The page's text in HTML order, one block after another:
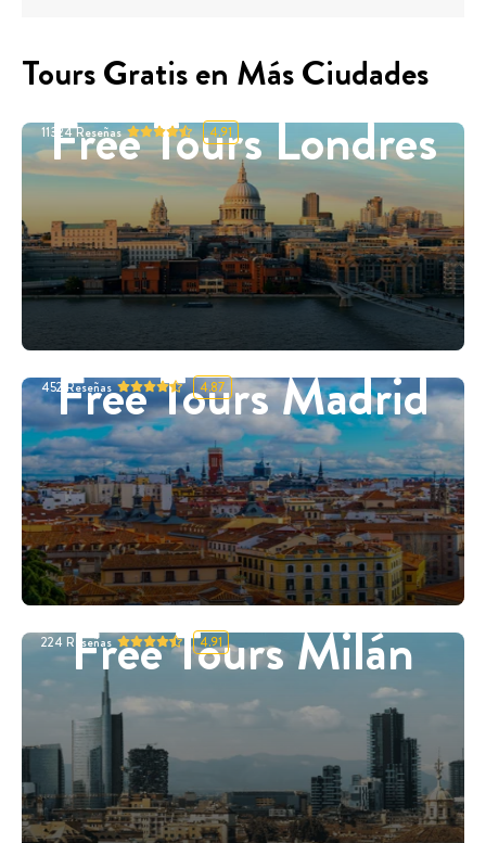
Tours Gratis en Más Ciudades
Free Tours Londres
11324Reseñas 4.91
Free Tours Madrid
452 Reseñas 4.87
Free Tours Milán
224 Reseñas 4.91